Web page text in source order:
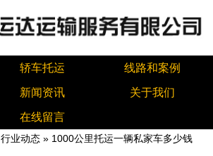
轿车托运 线路和案例
新闻资讯 关于我们
在线留言
行业动态 » 1000公里托运一辆私家车多少钱